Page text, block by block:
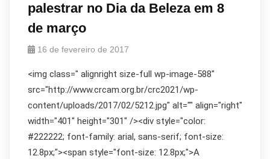
palestrar no Dia da Beleza em 8
de março
16 de fevereiro de 2017
<img class=" alignright size-full wp-image-588"
src="http://www.crcam.org.br/crc2021/wp-
content/uploads/2017/02/5212.jpg" alt="" align="right"
width="401" height="301" /><div style="color:
#222222; font-family: arial, sans-serif; font-size:
12.8px;"><span style="font-size: 12.8px;">A